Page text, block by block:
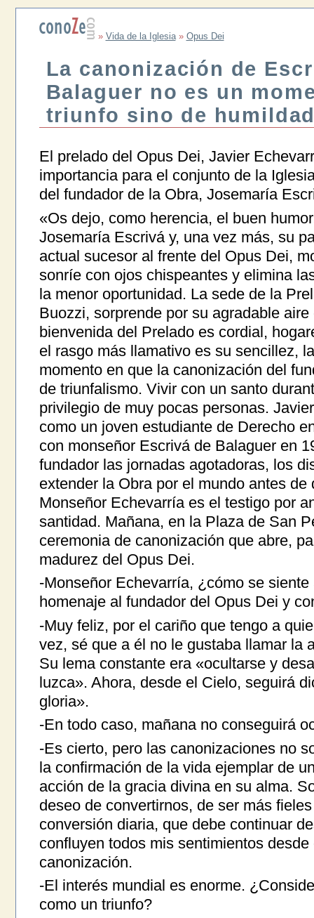
» Vida de la Iglesia» Opus Dei
La canonización de
Balaguer no es un
triunfo sino de
El prelado del Opus Dei, Javier
importancia para el conjunto de la
del fundador de la Obra, Josemaría
«Os dejo, como herencia, el buen
Josemaría Escrivá y, una vez más, su
actual sucesor al frente del Opus Dei,
sonríe con ojos chispeantes y elimina
la menor oportunidad. La sede de la
Buozzi, sorprende por su agradable
bienvenida del Prelado es cordial,
el rasgo más llamativo es su sencillez,
momento en que la canonización del
de triunfalismo. Vivir con un santo
privilegio de muy pocas personas.
como un joven estudiante de Derecho
con monseñor Escrivá de Balaguer en
fundador las jornadas agotadoras, los
extender la Obra por el mundo antes
Monseñor Echevarría es el testigo por
santidad. Mañana, en la Plaza de San
ceremonia de canonización que abre,
madurez del Opus Dei.
-Monseñor Echevarría, ¿cómo se
homenaje al fundador del Opus Dei y
-Muy feliz, por el cariño que tengo a
vez, sé que a él no le gustaba llamar la
Su lema constante era «ocultarse y
luzca». Ahora, desde el Cielo, seguirá
gloria».
-En todo caso, mañana no conseguirá
-Es cierto, pero las canonizaciones no
la confirmación de la vida ejemplar de
acción de la gracia divina en su alma.
deseo de convertirnos, de ser más
conversión diaria, que debe continuar
confluyen todos mis sentimientos
canonización.
-El interés mundial es enorme.
como un triunfo?